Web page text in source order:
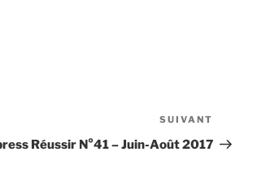
suivant
SUIVANT
Réussir N°41 – Juin-Août 2017